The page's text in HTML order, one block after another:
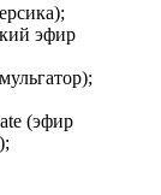
эфир
(эфир